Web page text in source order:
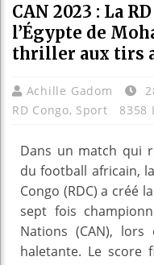
CAN 2023 : La
l’Égypte de
thriller aux tirs
Achille Gadom
RD Congo, Sport 8358
Dans un match qui
du football africain,
Congo (RDC) a créé
sept fois
Nations (CAN),
haletante. Le score